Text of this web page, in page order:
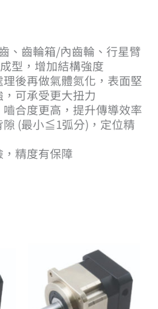
、齒輪箱/內齒輪、行星臂
型，增加結構強度
後再做氣體氮化，表面堅
可承受更大扭力
合度更高，提升傳導效率
隙 (最小≦1弧分)，定位精
精度有保障